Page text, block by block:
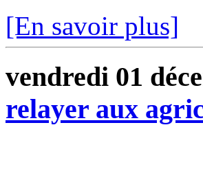
[En savoir plus]
vendredi 01
relayer aux